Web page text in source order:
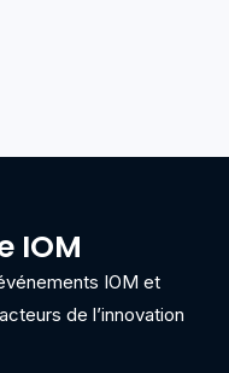
IOM
IOM et
de l’innovation